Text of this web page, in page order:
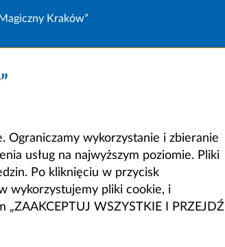
Kraków”
Ograniczamy wykorzystanie i zbieranie
usług na najwyższym poziomie. Pliki
Po kliknięciu w przycisk
wykorzystujemy pliki cookie, i
WSZYSTKIE I PRZEJDŹ